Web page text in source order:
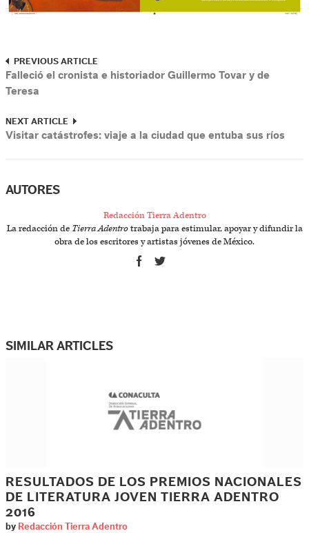
PREVIOUS ARTICLE
Falleció el cronista e historiador Guillermo Tovar y de
Teresa
NEXT ARTICLE
Visitar catástrofes: viaje a la ciudad que entuba sus ríos
AUTORES
Redacción Tierra Adentro
La redacción de Tierra Adentrotrabaja para estimular, apoyar y difundir la
obra de los escritores y artistas jóvenes de México.
SIMILAR ARTICLES
RESULTADOS DE LOS PREMIOS NACIONALES
DE LITERATURA JOVEN TIERRA ADENTRO
2016
by Redacción Tierra Adentro